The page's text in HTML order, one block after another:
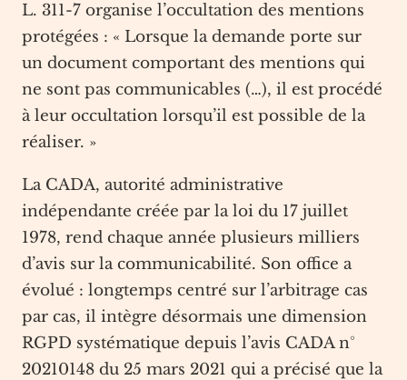
L. 311-7 organise l’occultation des mentions
protégées : « Lorsque la demande porte sur
un document comportant des mentions qui
ne sont pas communicables (…), il est procédé
à leur occultation lorsqu’il est possible de la
réaliser. »
La CADA, autorité administrative
indépendante créée par la loi du 17 juillet
1978, rend chaque année plusieurs milliers
d’avis sur la communicabilité. Son office a
évolué : longtemps centré sur l’arbitrage cas
par cas, il intègre désormais une dimension
RGPD systématique depuis l’avis CADA n°
20210148 du 25 mars 2021 qui a précisé que la